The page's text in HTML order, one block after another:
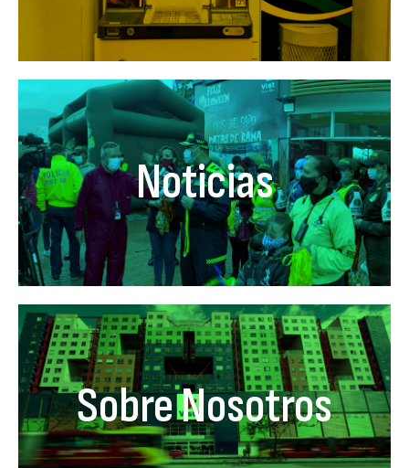
Noticias
Sobre Nosotros